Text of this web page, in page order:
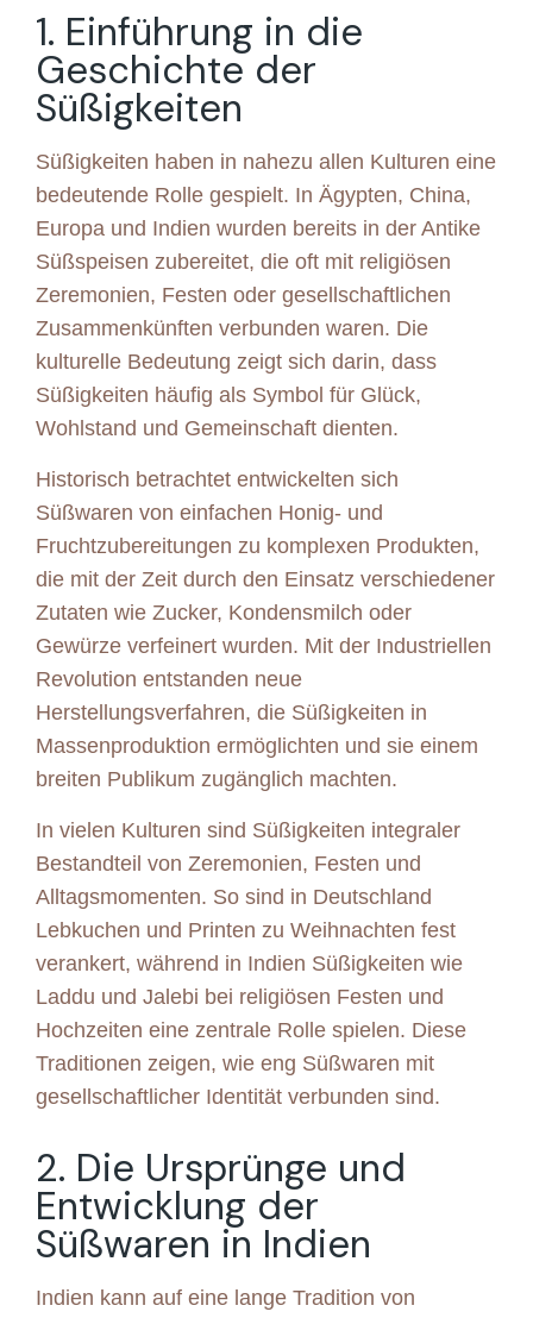
1. Einführung in die
Geschichte der
Süßigkeiten
Süßigkeiten haben in nahezu allen Kulturen eine
bedeutende Rolle gespielt. In Ägypten, China,
Europa und Indien wurden bereits in der Antike
Süßspeisen zubereitet, die oft mit religiösen
Zeremonien, Festen oder gesellschaftlichen
Zusammenkünften verbunden waren. Die
kulturelle Bedeutung zeigt sich darin, dass
Süßigkeiten häufig als Symbol für Glück,
Wohlstand und Gemeinschaft dienten.
Historisch betrachtet entwickelten sich
Süßwaren von einfachen Honig- und
Fruchtzubereitungen zu komplexen Produkten,
die mit der Zeit durch den Einsatz verschiedener
Zutaten wie Zucker, Kondensmilch oder
Gewürze verfeinert wurden. Mit der Industriellen
Revolution entstanden neue
Herstellungsverfahren, die Süßigkeiten in
Massenproduktion ermöglichten und sie einem
breiten Publikum zugänglich machten.
In vielen Kulturen sind Süßigkeiten integraler
Bestandteil von Zeremonien, Festen und
Alltagsmomenten. So sind in Deutschland
Lebkuchen und Printen zu Weihnachten fest
verankert, während in Indien Süßigkeiten wie
Laddu und Jalebi bei religiösen Festen und
Hochzeiten eine zentrale Rolle spielen. Diese
Traditionen zeigen, wie eng Süßwaren mit
gesellschaftlicher Identität verbunden sind.
2. Die Ursprünge und
Entwicklung der
Süßwaren in Indien
Indien kann auf eine lange Tradition von